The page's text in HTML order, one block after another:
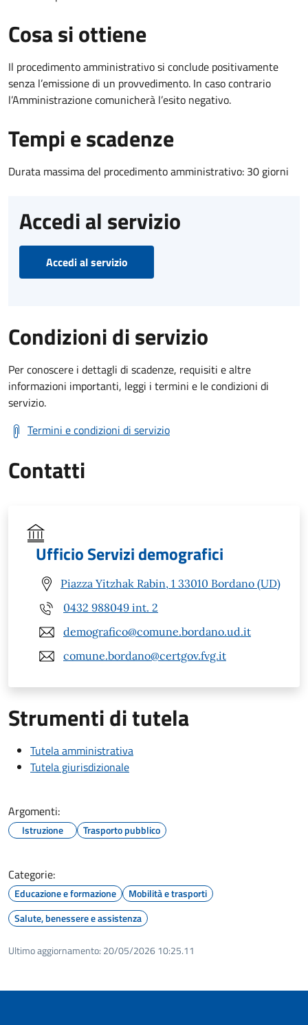
Cosa si ottiene
Il procedimento amministrativo si conclude positivamente
senza l’emissione di un provvedimento. In caso contrario
l’Amministrazione comunicherà l’esito negativo.
Tempi e scadenze
Durata massima del procedimento amministrativo: 30 giorni
Accedi al servizio
Accedi al servizio
Condizioni di servizio
Per conoscere i dettagli di scadenze, requisiti e altre
informazioni importanti, leggi i termini e le condizioni di
servizio.
Termini e condizioni di servizio
Contatti
Ufficio Servizi demografici
Piazza Yitzhak Rabin, 1 33010 Bordano (UD)
0432 988049 int. 2
demografico@comune.bordano.ud.it
comune.bordano@certgov.fvg.it
Strumenti di tutela
Tutela amministrativa
Tutela giurisdizionale
Argomenti:
Istruzione Trasporto pubblico
Categorie:
Educazione e formazione
Mobilità e trasporti
Salute, benessere e assistenza
Ultimo aggiornamento: 20/05/2026 10:25.11